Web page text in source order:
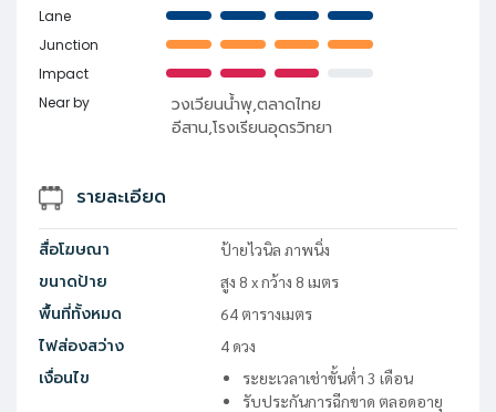
Lane
Junction
Impact
Near by
วงเวียนน้ำพุ,ตลาดไทย
อีสาน,โรงเรียนอุดรวิทยา
รายละเอียด
สื่อโฆษณา ป้ายไวนิล ภาพนิ่ง
ขนาดป้าย สูง 8 xกว้าง 8 เมตร
พื้นที่ทั้งหมด 64 ตารางเมตร
ไฟส่องสว่าง 4 ดวง
เงื่อนไข
ระยะเวลาเช่าขั้นต่ำ 3 เดือน
รับประกันการฉีกขาด ตลอดอายุ